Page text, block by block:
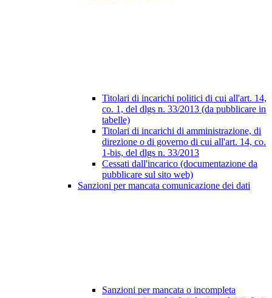
Titolari di incarichi politici di cui all'art. 14,
co. 1, del dlgs n. 33/2013 (da pubblicare in
tabelle)
Titolari di incarichi di amministrazione, di
direzione o di governo di cui all'art. 14, co.
1-bis, del dlgs n. 33/2013
Cessati dall'incarico (documentazione da
pubblicare sul sito web)
Sanzioni per mancata comunicazione dei dati
Sanzioni per mancata o incompleta